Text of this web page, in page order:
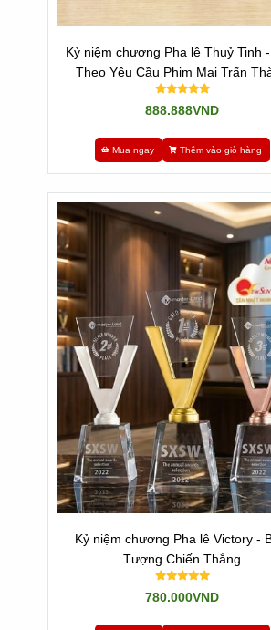
- Kỷ niệm chương có ý nghĩa sâu
- Một trong các yếu tố quan
do vậy nhưng mà hy sinh chất
III. Những Lưu Ý Khi Đặt
Kỷ niệm chương Pha lê Thuỷ Tinh
Theo Yêu Cầu Phim Mai Trấn
888.888VND
Mua ngay Thêm vào giỏ hàng
Kỷ niệm chương Pha lê Victory -
Tượng Chiến Thắng
780.000VND